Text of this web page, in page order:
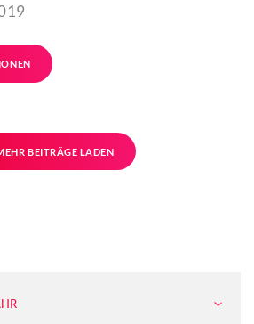
BEITRÄGE LADEN